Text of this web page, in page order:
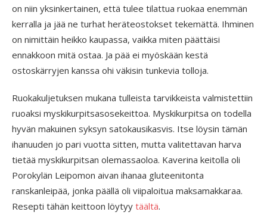
on niin yksinkertainen, että tulee tilattua ruokaa enemmän
kerralla ja jää ne turhat heräteostokset tekemättä. Ihminen
on nimittäin heikko kaupassa, vaikka miten päättäisi
ennakkoon mitä ostaa. Ja pää ei myöskään kestä
ostoskärryjen kanssa ohi väkisin tunkevia tolloja.
Ruokakuljetuksen mukana tulleista tarvikkeista valmistettiin
ruoaksi myskikurpitsasosekeittoa. Myskikurpitsa on todella
hyvän makuinen syksyn satokausikasvis. Itse löysin tämän
ihanuuden jo pari vuotta sitten, mutta valitettavan harva
tietää myskikurpitsan olemassaoloa. Kaverina keitolla oli
Porokylän Leipomon aivan ihanaa gluteenitonta
ranskanleipää, jonka päällä oli viipaloitua maksamakkaraa.
Resepti tähän keittoon löytyy täältä.